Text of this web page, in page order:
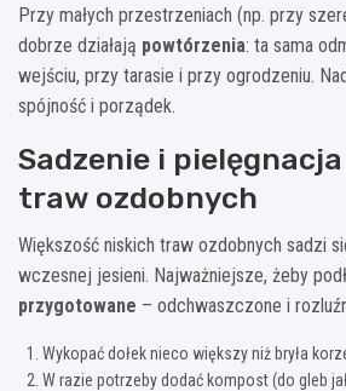
Przy małych przestrzeniach (np. przy
dobrze działają powtórzenia: ta sama
wejściu, przy tarasie i przy ogrodzeniu.
spójność i porządek.
Sadzenie i
traw ozdobnych
Większość niskich traw ozdobnych sadzi
wczesnej jesieni. Najważniejsze, żeby
przygotowane – odchwaszczone i
Wykopać dołek nieco większy niż bryła
W razie potrzeby dodać kompost (do gleb